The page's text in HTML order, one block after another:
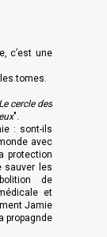
c’est une
tomes.
Le cercle des
".
: sont-ils
avec
protection
sauver les
de
et
Jamie
propagnde